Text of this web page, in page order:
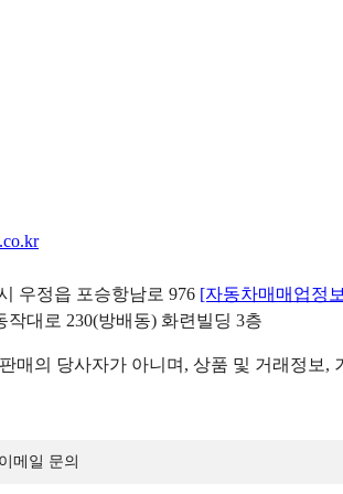
우정읍 포승항남로 976 [자동차매매업정
대로 230(방배동) 화련빌딩 3층
의 당사자가 아니며, 상품 및 거래정보,
이메일 문의